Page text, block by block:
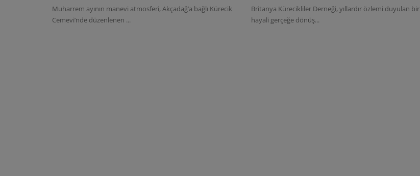
Muharrem ayının manevi atmosferi, Akçadağ’a bağlı Kürecik
Cemevi’nde düzenlenen ...
Britanya Kürecikliler Derneği, yıllardır özlemi duyulan bir
hayali gerçeğe dönüş...